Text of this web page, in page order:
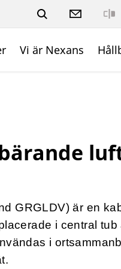
Vi är Nexans
GRGLDV) är en
i central tub
i